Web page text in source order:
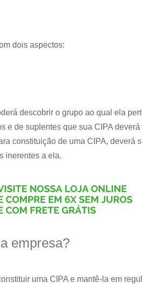
dois aspectos:
descobrir o grupo ao qual ela
e de suplentes que sua CIPA
constituição de uma CIPA, deverá
inerentes a ela.
empresa?
uma CIPA e mantê-la em